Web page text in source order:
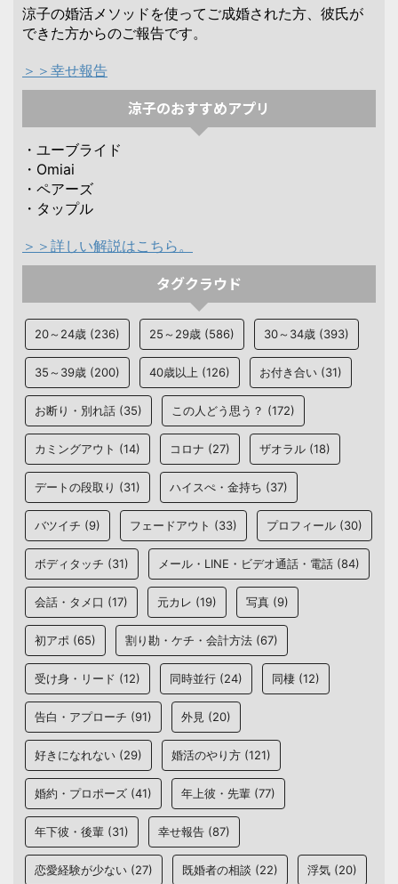
涼子の婚活メソッドを使ってご成婚された方、彼氏が
できた方からのご報告です。
＞＞幸せ報告
涼子のおすすめアプリ
・ユーブライド
・Omiai
・ペアーズ
・タップル
＞＞詳しい解説はこちら。
タグクラウド
20～24歳 (236) 25～29歳 (586) 30～34歳 (393)
35～39歳 (200) 40歳以上 (126) お付き合い (31)
お断り・別れ話 (35) この人どう思う？ (172)
カミングアウト (14) コロナ (27) ザオラル (18)
デートの段取り (31) ハイスぺ・金持ち (37)
バツイチ (9) フェードアウト (33) プロフィール (30)
ボディタッチ (31) メール・LINE・ビデオ通話・電話 (84)
会話・タメ口 (17) 元カレ (19) 写真 (9)
初アポ (65) 割り勘・ケチ・会計方法 (67)
受け身・リード (12) 同時並行 (24) 同棲 (12)
告白・アプローチ (91) 外見 (20)
好きになれない (29) 婚活のやり方 (121)
婚約・プロポーズ (41) 年上彼・先輩 (77)
年下彼・後輩 (31) 幸せ報告 (87)
恋愛経験が少ない (27) 既婚者の相談 (22) 浮気 (20)